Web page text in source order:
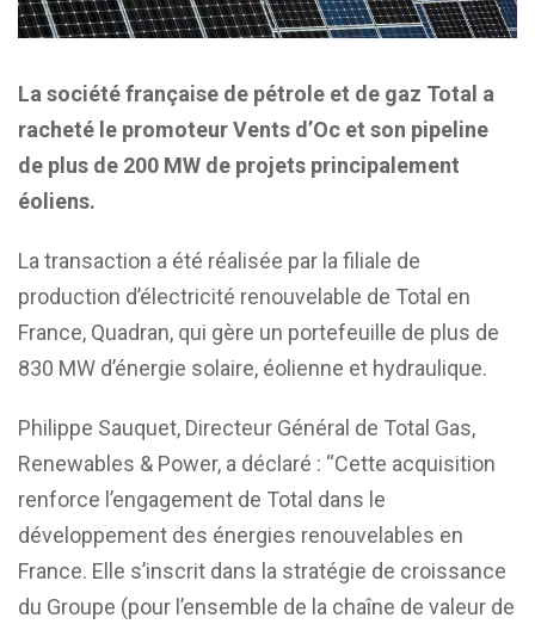
La société française de pétrole et de gaz Total a
racheté le promoteur Vents d’Oc et son pipeline
de plus de 200 MW de projets principalement
éoliens.
La transaction a été réalisée par la filiale de
production d’électricité renouvelable de Total en
France, Quadran, qui gère un portefeuille de plus de
830 MW d’énergie solaire, éolienne et hydraulique.
Philippe Sauquet, Directeur Général de Total Gas,
Renewables & Power, a déclaré : “Cette acquisition
renforce l’engagement de Total dans le
développement des énergies renouvelables en
France. Elle s’inscrit dans la stratégie de croissance
du Groupe (pour l’ensemble de la chaîne de valeur de